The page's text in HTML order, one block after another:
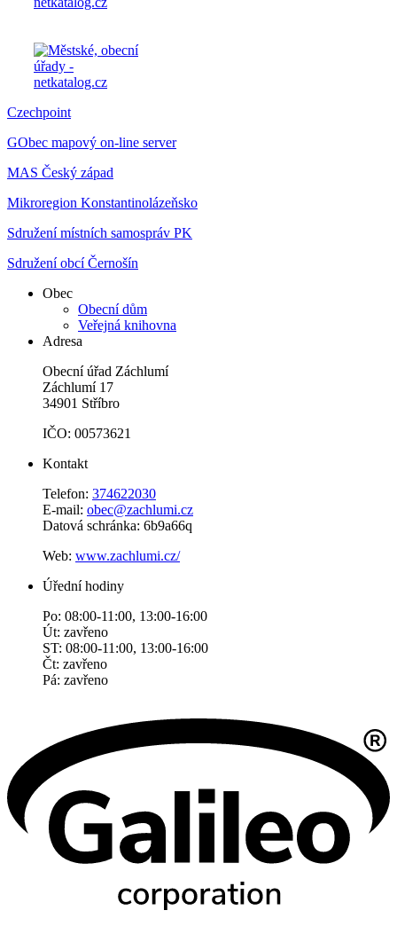
Czechpoint
GObec mapový on-line server
MAS Český západ
Mikroregion Konstantinolázeňsko
Sdružení místních samospráv PK
Sdružení obcí Černošín
Obec
Obecní dům
Veřejná knihovna
Adresa
Obecní úřad Záchlumí
Záchlumí 17
34901 Stříbro
IČO: 00573621
Kontakt
Telefon: 374622030
E-mail: obec@zachlumi.cz
Datová schránka: 6b9a66q
Web: www.zachlumi.cz/
Úřední hodiny
Po: 08:00-11:00, 13:00-16:00
Út: zavřeno
ST: 08:00-11:00, 13:00-16:00
Čt: zavřeno
Pá: zavřeno